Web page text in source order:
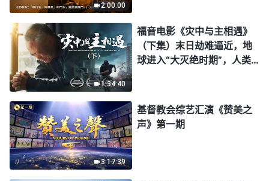
2:00:00
1:34:40
福音电影《灾中与主相遇》
（下集）末日劫难逼近，地
球进入“大灭绝时期”，人类
3:17:39
基督教会综艺汇演《赞美之
声》第一期